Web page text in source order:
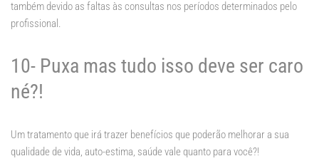
também devido as faltas às consultas nos períodos determinados pelo
profissional.
10- Puxa mas tudo isso deve ser caro
né?!
Um tratamento que irá trazer benefícios que poderão melhorar a sua
qualidade de vida, auto-estima, saúde vale quanto para você?!